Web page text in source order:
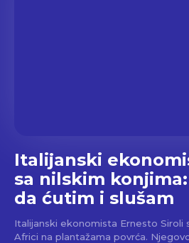
Italijanski
sa nilskim
da ćutim i slušam
Italijanski ekonomista Ernesto Siroli
Africi na plantažama povrća.